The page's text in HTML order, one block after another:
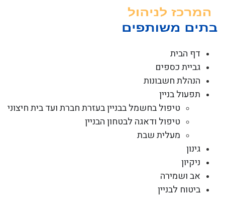
דף הבית
גביית כספים
הנהלת חשבונות
תפעול בניין
טיפול בחשמל בבניין בעזרת חברת ועד בית חיצוני
טיפול ודאגה לבטחון הבניין
מעלית שבת
גינון
ניקיון
אב ושמירה
ביטוח לבניין